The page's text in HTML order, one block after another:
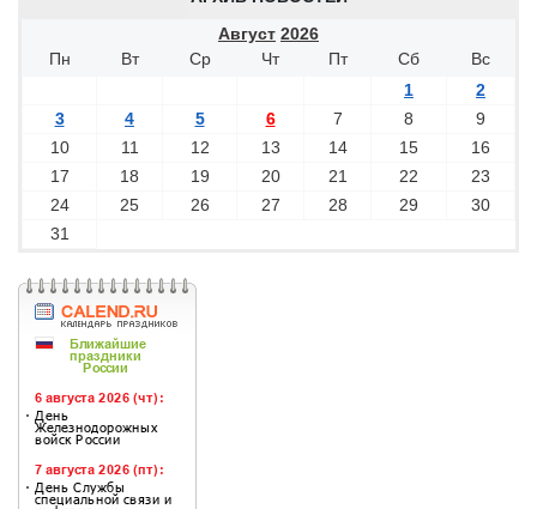
Август 2026
Пн
Вт Ср Чт Пт Сб
Вс
1
2
3
4 5 6 7 8
9
10
11 12 13 14 15
16
17
18 19 20 21 22
23
24
25 26 27 28 29
30
31